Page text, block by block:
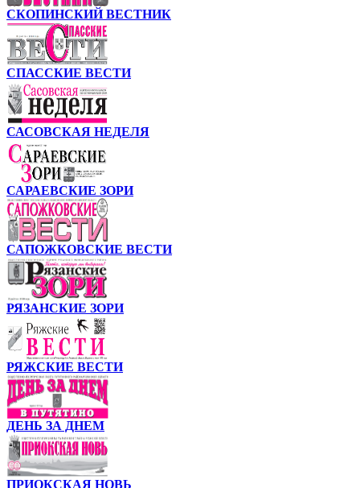
СКОПИНСКИЙ ВЕСТНИК
СПАССКИЕ ВЕСТИ
САСОВСКАЯ НЕДЕЛЯ
САРАЕВСКИЕ ЗОРИ
САПОЖКОВСКИЕ ВЕСТИ
РЯЗАНСКИЕ ЗОРИ
РЯЖСКИЕ ВЕСТИ
ДЕНЬ ЗА ДНЕМ
ПРИОКСКАЯ НОВЬ